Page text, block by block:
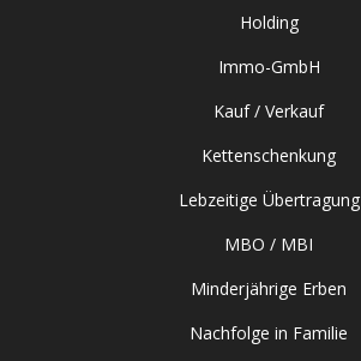
Holding
Immo-GmbH
Kauf / Verkauf
Kettenschenkung
Lebzeitige Übertragung
MBO / MBI
Minderjährige Erben
Nachfolge in Familie